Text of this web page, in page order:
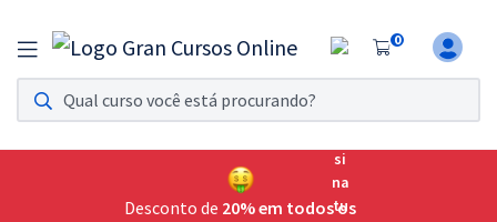
0
Assinatura Ilimitada 11
Acesso a todos os cursos. Teste grátis por 7 dias!
Assinatura OAB Até Passar
Acesso ilimitado a toda preparação para o Exame da
Desconto de 20% em todos os